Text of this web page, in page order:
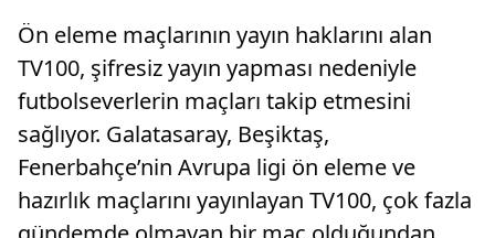
Ön eleme maçlarının yayın haklarını alan
TV100, şifresiz yayın yapması nedeniyle
futbolseverlerin maçları takip etmesini
sağlıyor. Galatasaray, Beşiktaş,
Fenerbahçe’nin Avrupa ligi ön eleme ve
hazırlık maçlarını yayınlayan TV100, çok fazla